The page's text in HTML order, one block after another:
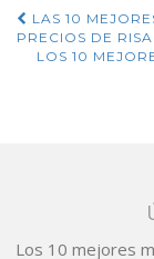
de
LAS 10
PRECIOS DE RISA
LOS 10
Los 10 mejores